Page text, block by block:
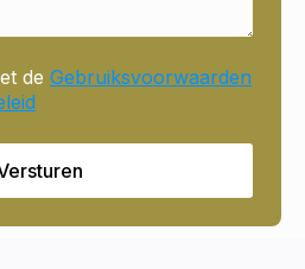
de Gebruiksvoorwaarden